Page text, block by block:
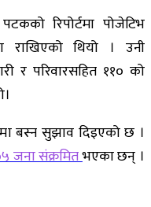
रिपोर्टमा पोजेटिभ
थियो । उनी
र परिवारसहित ११० को
बस्न सुझाव दिइएको छ ।
जना संक्रमितभएका छन् ।